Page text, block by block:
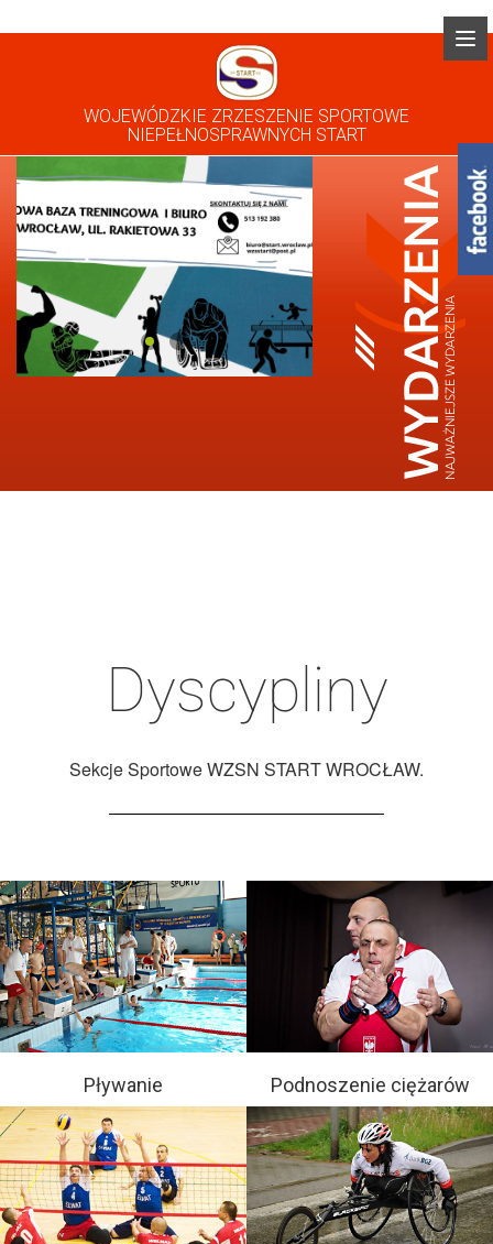
WOJEWÓDZKIE ZRZESZENIE SPORTOWE
NIEPEŁNOSPRAWNYCH START
Dyscypliny
Sekcje Sportowe WZSN START WROCŁAW.
Pływanie Podnoszenie ciężarów